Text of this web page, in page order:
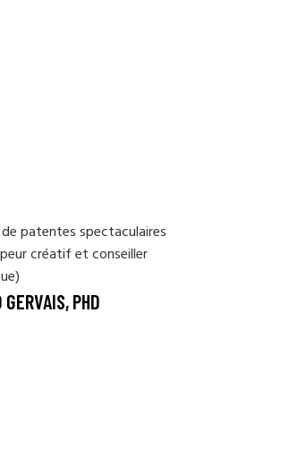
patentes spectaculaires
créatif et conseiller
GERVAIS, PHD